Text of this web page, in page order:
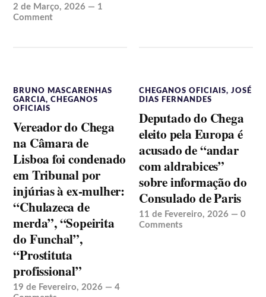
2 de Março, 2026 — 1
Comment
BRUNO MASCARENHAS
GARCIA,CHEGANOS
OFICIAIS
Vereador do Chega
na Câmara de
Lisboa foi condenado
em Tribunal por
injúrias à ex-mulher:
“Chulazeca de
merda”, “Sopeirita
do Funchal”,
“Prostituta
profissional”
19 de Fevereiro, 2026 —4
CHEGANOS OFICIAIS,JOSÉ
DIAS FERNANDES
Deputado do Chega
eleito pela Europa é
acusado de “andar
com aldrabices”
sobre informação do
Consulado de Paris
11 de Fevereiro, 2026 —0
Comments